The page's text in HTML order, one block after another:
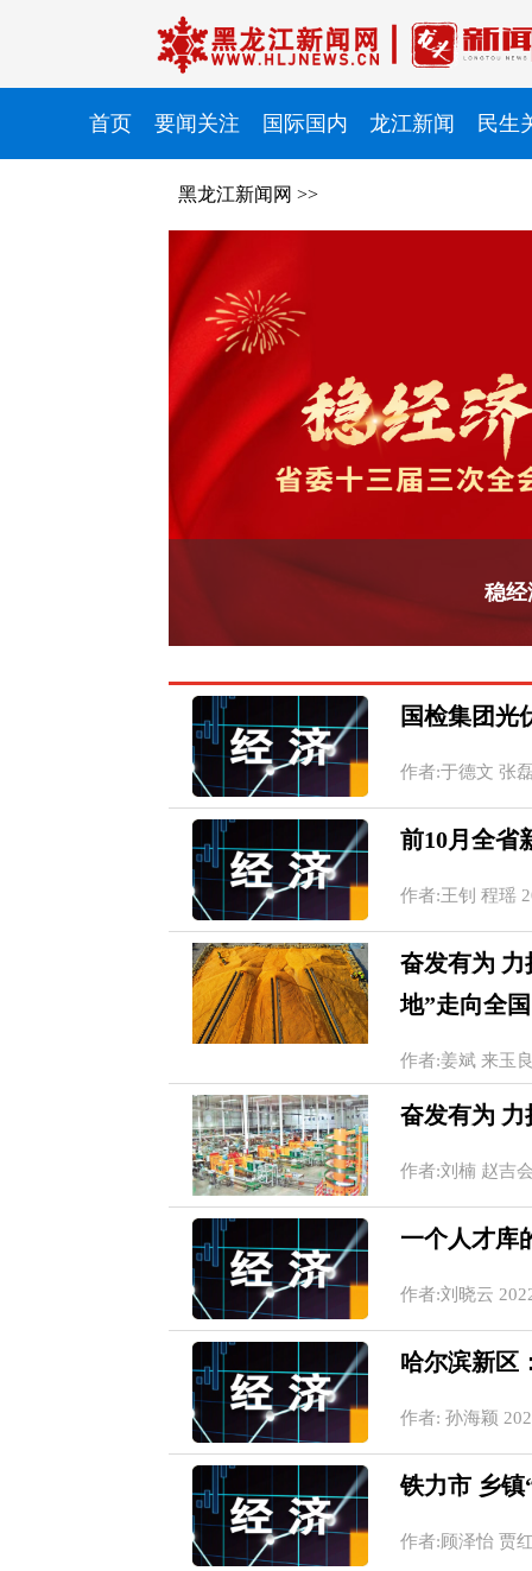
首页 要闻关注 国际国内 龙江新闻 民生
黑龙江新闻网 >>
稳经
国检集团光
作者:于德文 张
前10月全省
作者:王钊 程瑶
奋发有为
地”走向全国
作者:姜斌 来玉
奋发有为
作者:刘楠 赵吉
一个人才库
作者:刘晓云
哈尔滨新区
作者: 孙海颖
铁力市 乡镇
作者:顾泽怡 贾